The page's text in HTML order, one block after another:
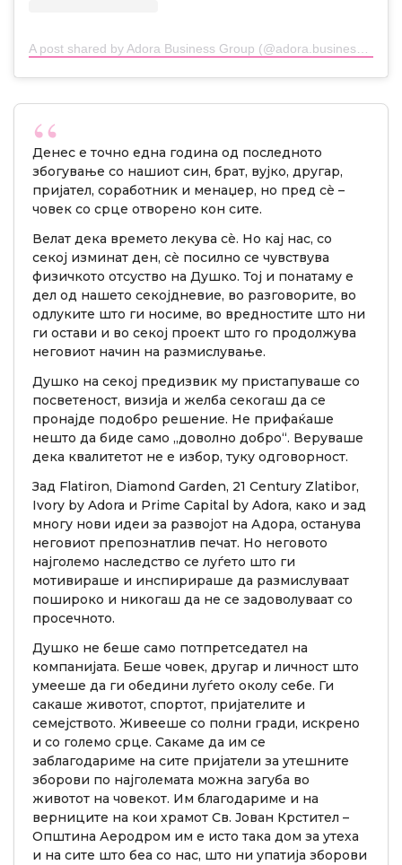
A post shared by Adora Business Group (@adora.business.group)
Денес е точно една година од последното
збогување со нашиот син, брат, вујко, другар,
пријател, соработник и менаџер, но пред сè –
човек со срце отворено кон сите.
Велат дека времето лекува сè. Но кај нас, со
секој изминат ден, сè посилно се чувствува
физичкото отсуство на Душко. Тој и понатаму е
дел од нашето секојдневие, во разговорите, во
одлуките што ги носиме, во вредностите што ни
ги остави и во секој проект што го продолжува
неговиот начин на размислување.
Душко на секој предизвик му пристапуваше со
посветеност, визија и желба секогаш да се
пронајде подобро решение. Не прифаќаше
нешто да биде само „доволно добро“. Веруваше
дека квалитетот не е избор, туку одговорност.
Зад Flatiron, Diamond Garden, 21 Century Zlatibor,
Ivory by Adora и Prime Capital by Adora, како и зад
многу нови идеи за развојот на Адора, останува
неговиот препознатлив печат. Но неговото
најголемо наследство се луѓето што ги
мотивираше и инспирираше да размислуваат
пошироко и никогаш да не се задоволуваат со
просечното.
Душко не беше само потпретседател на
компанијата. Беше човек, другар и личност што
умееше да ги обедини луѓето околу себе. Ги
сакаше животот, спортот, пријателите и
семејството. Живееше со полни гради, искрено
и со големо срце. Сакаме да им се
заблагодариме на сите пријатели за утешните
зборови по најголемата можна загуба во
животот на човекот. Им благодариме и на
верниците на кои храмот Св. Јован Крстител –
Општина Аеродром им е исто така дом за утеха
и на сите што беа со нас, што ни упатија зборови